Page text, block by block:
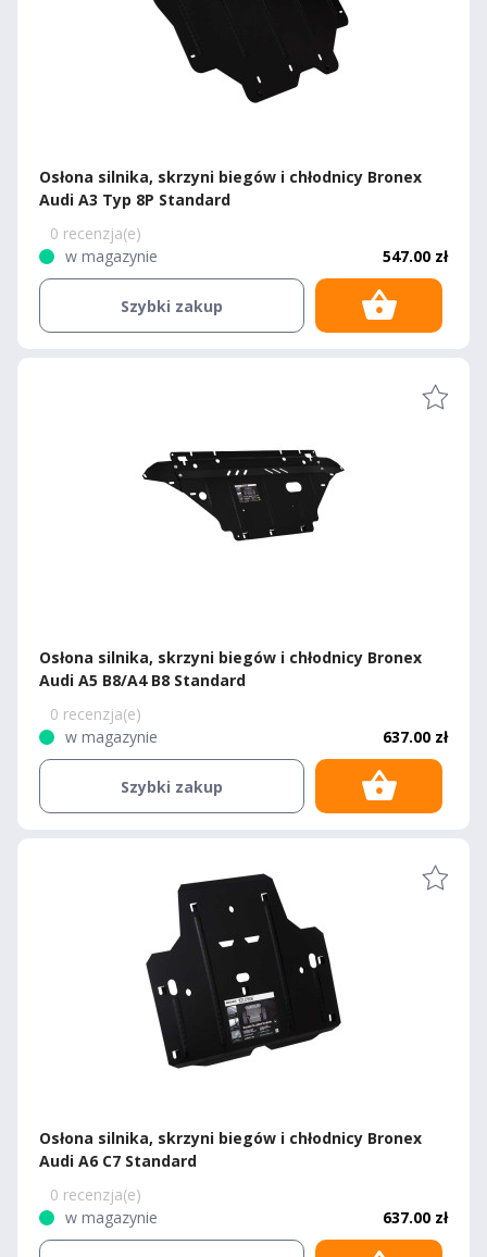
Osłona silnika, skrzyni biegów i chłodnicy Bronex
Audi A3 Typ 8P Standard
0 recenzja(e)
w magazynie
547.00 zł
Szybki zakup
Osłona silnika, skrzyni biegów i chłodnicy Bronex
Audi A5 B8/A4 B8 Standard
0 recenzja(e)
w magazynie
637.00 zł
Szybki zakup
Osłona silnika, skrzyni biegów i chłodnicy Bronex
Audi A6 C7 Standard
0 recenzja(e)
w magazynie
637.00 zł